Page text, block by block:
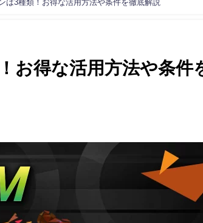
は3種類！お得な活用方法や条件を徹底解説
お得な活用方法や条件